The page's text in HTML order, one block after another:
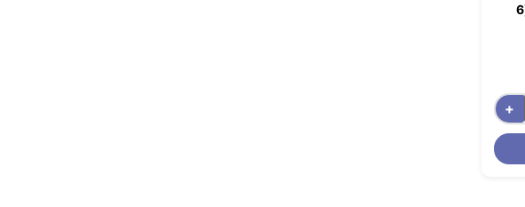
מדבקות לבקבוקים - ‏‏‏‏קיי פופ (6
+